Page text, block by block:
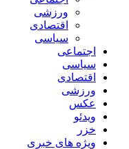
ورزشی
اقتصادی
سیاسی
اجتماعی
سیاسی
اقتصادی
ورزشی
عکس
ویدئو
خزر
ویژه های خبری